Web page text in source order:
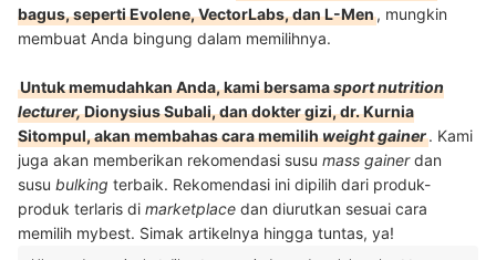
bagus, seperti Evolene, VectorLabs, dan L-Men, mungkin
membuat Anda bingung dalam memilihnya.
Untuk memudahkan Anda, kami bersamasport nutrition
lecturer,Dionysius Subali, dan dokter gizi, dr. Kurnia
Sitompul, akan membahas cara memilihweight gainer. Kami
juga akan memberikan rekomendasi susu mass gainerdan
susu bulking terbaik. Rekomendasi ini dipilih dari produk-
produk terlaris di marketplace dan diurutkan sesuai cara
memilih mybest. Simak artikelnya hingga tuntas, ya!